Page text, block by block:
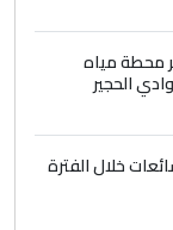
محطة مياه
الحجير
خلال الفترة